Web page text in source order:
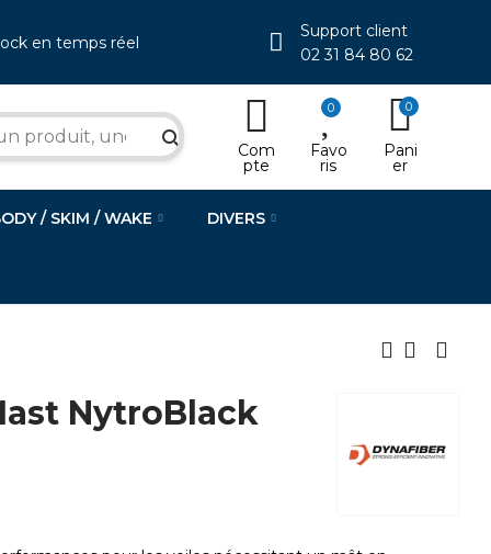
en temps réel
Support client
02 31 84 80 62
search Com
pte
0
Favo
ris
0
Pani
er
/ SKIM / WAKE DIVERS
NytroBlack